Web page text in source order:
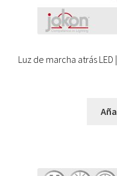
Luz de marcha atrás LED